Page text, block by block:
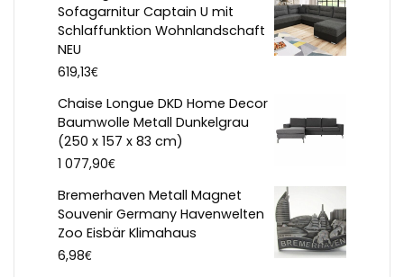
Sofagarnitur Captain U mit
Schlaffunktion Wohnlandschaft
NEU
619,13€
Chaise Longue DKD Home Decor
Baumwolle Metall Dunkelgrau
(250 x 157 x 83 cm)
1 077,90€
Bremerhaven Metall Magnet
Souvenir Germany Havenwelten
Zoo Eisbär Klimahaus
6,98€